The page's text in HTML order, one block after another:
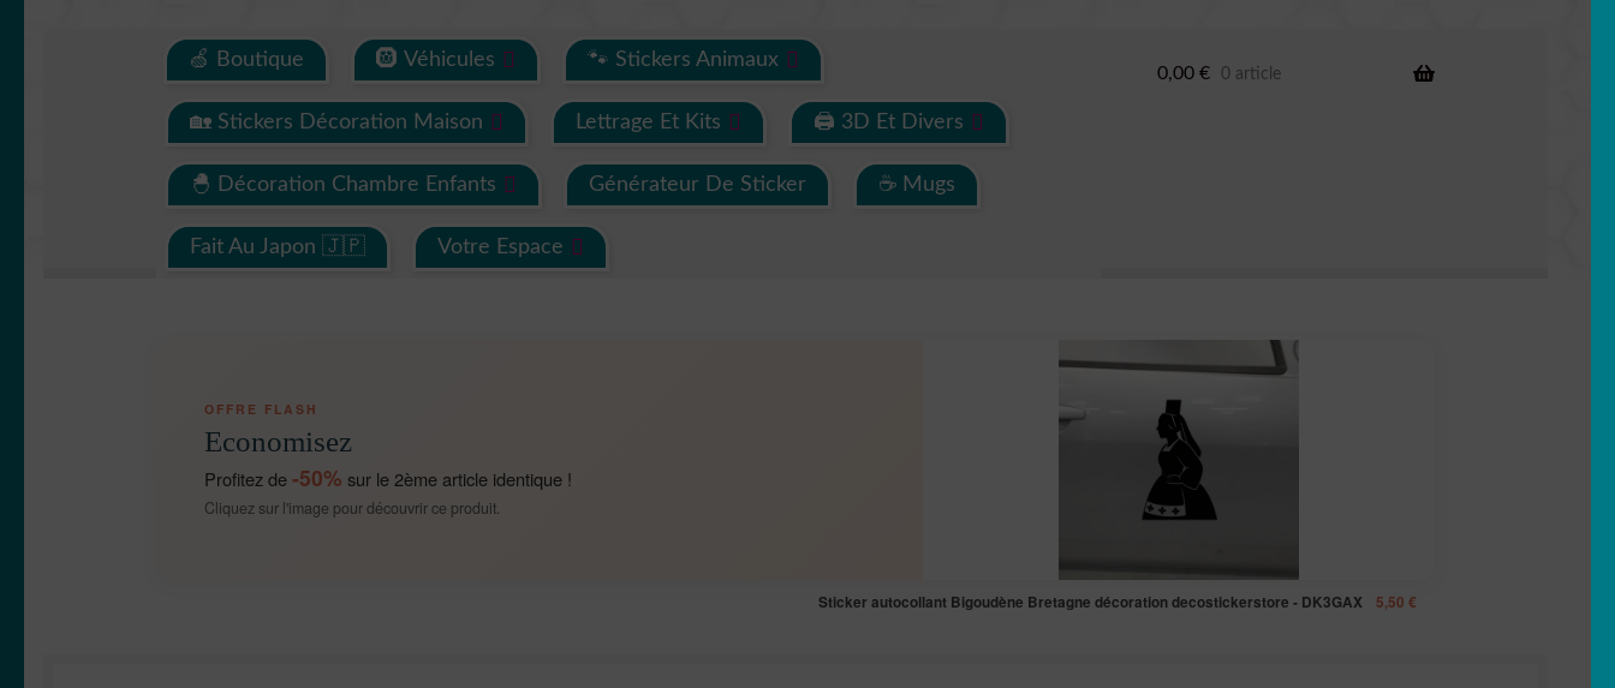
🍏 Boutique 🛞 Véhicules 🐾 Stickers Animaux
🏡 Stickers Décoration Maison Lettrage Et Kits 🖨 3D Et Divers
🐣 Décoration Chambre Enfants Générateur De Sticker ☕ Mugs
Fait Au Japon 🇯🇵 Votre Espace
0,00 € 0 article
OFFRE FLASH
Economisez
Profitez de-50% sur le 2ème article identique !
Cliquez sur l'image pour découvrir ce produit.
Sticker autocollant Bigoudène Bretagne décoration decostickerstore - DK3GAX 5,50 €